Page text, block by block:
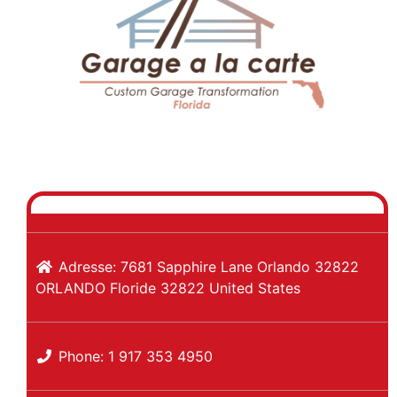
Adresse: 7681 Sapphire Lane Orlando 32822
ORLANDO Floride 32822 United States
Phone: 1 917 353 4950